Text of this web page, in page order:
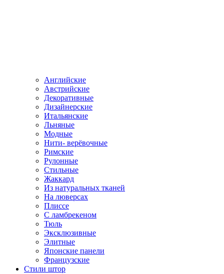
Английские
Австрийские
Декоративные
Дизайнерские
Итальянские
Льняные
Модные
Нити- верёвочные
Римские
Рулонные
Стильные
Жаккард
Из натуральных тканей
На люверсах
Плиссе
С ламбрекеном
Тюль
Эксклюзивные
Элитные
Японские панели
Французские
Стили штор